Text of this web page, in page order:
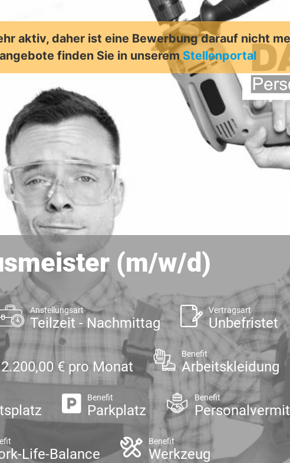
aktiv, daher ist eine Bewerbung darauf nicht
finden Sie in unserem Stellenportal
(m/w/d)
Anstellungsart
Teilzeit - Nachmittag
Vertragsart
Unbefristet
€ pro Monat
Benefit
Arbeitskleidung
Benefit
Parkplatz
Benefit
Life-Balance
Benefit
Werkzeug